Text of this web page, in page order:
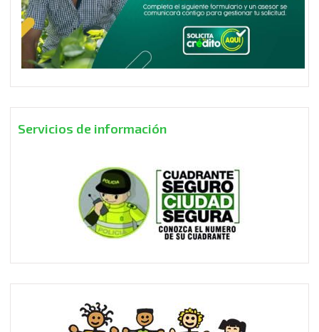
Servicios de información